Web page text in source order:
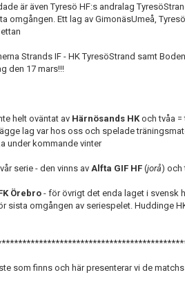
är även Tyresö HF:s andralag
omgången. Ett lag av GimonäsUmeå,
Strands IF - HK TyresöStrand samt
den 17 mars!!!
helt oväntat av Härnösands HKoch tvåa
lag var hos oss och spelade
under kommande vinter
serie - den vinns avAlfta GIF HF (jorå) och
Örebro - för övrigt det enda laget i svensk
sista omgången av seriespelet. Huddinge
som finns och här presenterar vi de